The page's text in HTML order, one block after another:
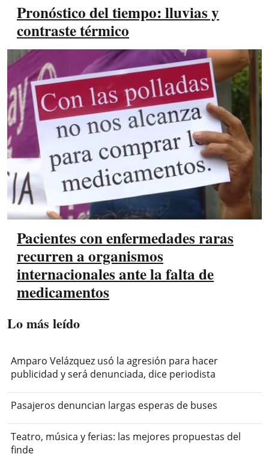
Pronóstico del tiempo: lluvias y
contraste térmico
Pacientes con enfermedades raras
recurren a organismos
internacionales ante la falta de
medicamentos
Lo más leído
Amparo Velázquez usó la agresión para hacer
publicidad y será denunciada, dice periodista
Pasajeros denuncian largas esperas de buses
Teatro, música y ferias: las mejores propuestas del
finde